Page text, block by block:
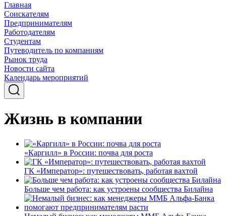
Главная
Соискателям
Предпринимателям
Работодателям
Студентам
Путеводитель по компаниям
Рынок труда
Новости сайта
Календарь мероприятий
Жизнь в компании
«Каргилл» в России: почва для роста
ГК «Император»: путешествовать, работая вахтой
Больше чем работа: как устроены сообщества Билайна